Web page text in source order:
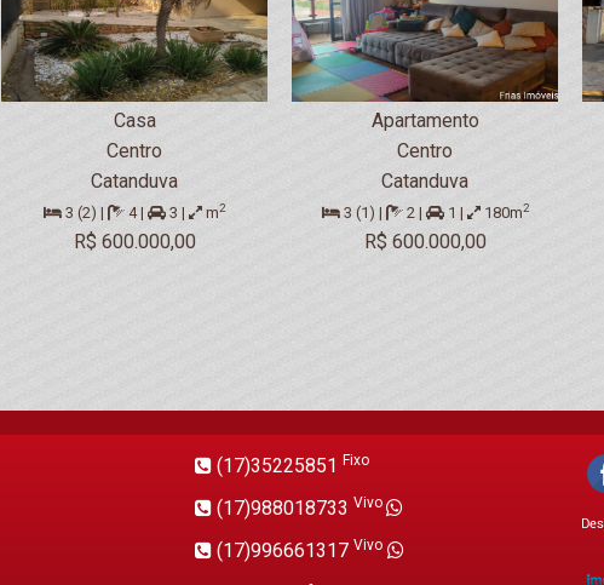
Casa
Centro
Catanduva
3 (2) | 4 | 3 | m2
R$ 600.000,00
Apartamento
Centro
Catanduva
3 (1) | 2 | 1 | 180m2
R$ 600.000,00
(17)35225851 Fixo
(17)988018733 Vivo
(17)996661317 Vivo